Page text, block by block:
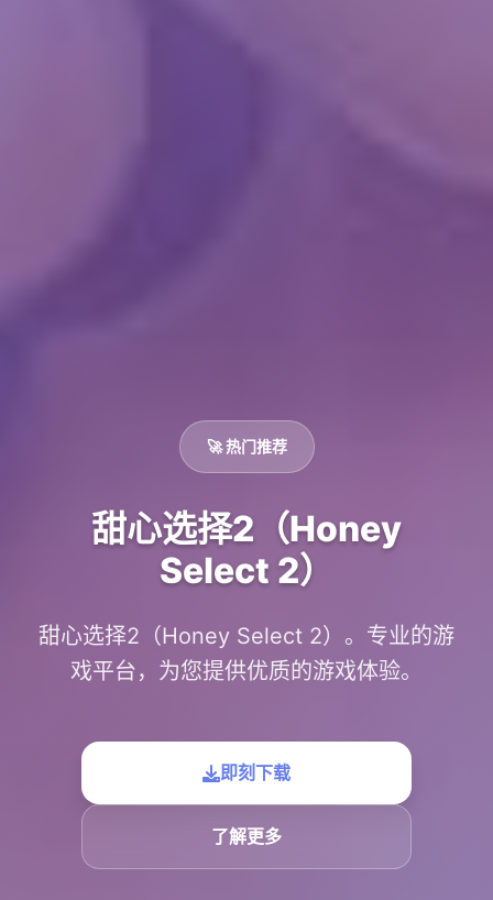
🚀 热门推荐
甜心选择2（Honey
Select 2）
甜心选择2（Honey Select 2）。专业的游
戏平台，为您提供优质的游戏体验。
即刻下载
了解更多